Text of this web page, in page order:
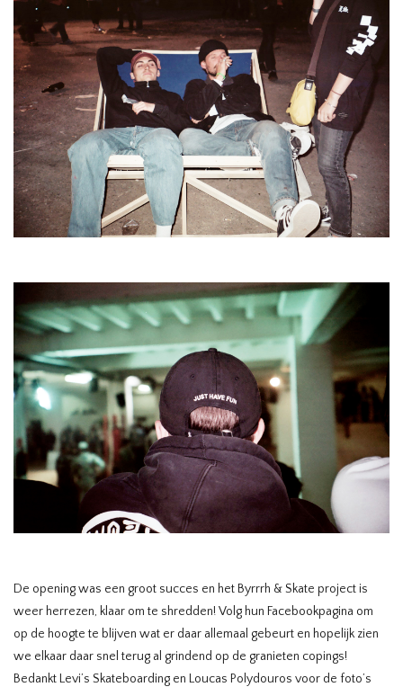
De opening was een groot succes en het Byrrrh & Skate project is
weer herrezen, klaar om te shredden! Volg hun Facebookpagina om
op de hoogte te blijven wat er daar allemaal gebeurt en hopelijk zien
we elkaar daar snel terug al grindend op de granieten copings!
Bedankt Levi’s Skateboarding en Loucas Polydouros voor de foto’s